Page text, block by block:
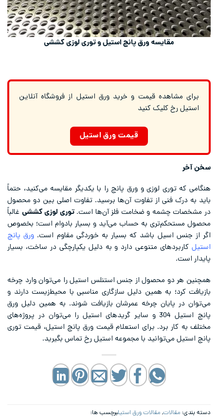
مقایسه ورق پانچ استیل و توری لوزی کششی
برای مشاهده قیمت و خرید ورق استیل از فروشگاه آنلاین
استیل رخ کلیک کنید
قیمت ورق استیل
سخن آخر
هنگامی که توری لوزی و ورق پانچ را با یکدیگر مقایسه می‌کنید، حتماً
باید به درک فنی از تفاوت آن‌ها برسید. تفاوت اصلی بین دو محصول
در مشخصات چشمه و ضخامت فلز آن‌ها است.توری لوزی کششی غالباً
محصول مستحکم‌تری به حساب می‌آید و بسیار بادوام است؛ بخصوص
اگر از جنس اسیل باشد که بسیار به خوردگی مقاوم است. ورق پانچ
استیل کاربردهای متنوعی دارد و به دلیل یکپارچگی در ساخت، بسیار
پایدار است.
همچنین هر دو محصول از جنس استنلس استیل را می‌توان وارد چرخه
بازیافت کرد؛ به همین دلیل سازگاری مناسبی با محیط‌زیست دارند و
می‌توان در پایان چرخه عمرشان بازیافت شوند. به همین دلیل ورق
پانچ استیل 304 و سایر گریدهای استیل را می‌توان در پروژه‌های
مختلف به کار برد. برای استعلام قیمت ورق پانچ استیل، قیمت توری
پانچ استیل می‌توانید با مجموعه استیل رخ تماس بگیرید.
دسته بندی: مقالات, مقالات ورق استیلبرچسب ها: